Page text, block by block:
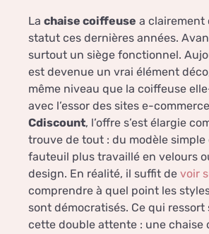
La chaise coiffeuse a clairement
statut ces dernières années.
surtout un siège fonctionnel.
est devenue un vrai élément
même niveau que la coiffeuse
avec l’essor des sites e-
Cdiscount, l’offre s’est élargie
trouve de tout : du modèle
fauteuil plus travaillé en velours
design. En réalité, il suffit de voir
comprendre à quel point les
sont démocratisés. Ce qui ressort
cette double attente : une chaise